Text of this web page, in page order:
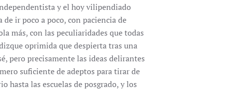
y el hoy vilipendiado
ir poco a poco, con paciencia de
más, con las peculiaridades que todas
oprimida que despierta tras una
pero precisamente las ideas delirantes
suficiente de adeptos para tirar de
hasta las escuelas de posgrado, y los